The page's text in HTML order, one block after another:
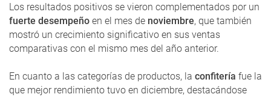
Los resultados positivos se vieron complementados por un
fuerte desempeño en el mes de noviembre, que también
mostró un crecimiento significativo en sus ventas
comparativas con el mismo mes del año anterior.
En cuanto a las categorías de productos, la confitería fue la
que mejor rendimiento tuvo en diciembre, destacándose